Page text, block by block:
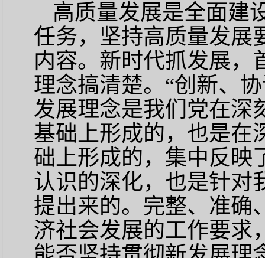
高质量发展是全面建
任务，坚持高质量发展
内容。新时代抓发展，
理念搞清楚。 “创新、
发展理念是我们党在深
基础上形成的，也是在
础上形成的，集中反映
认识的深化，也是针对
提出来的。完整、准确
济社会发展的工作要求